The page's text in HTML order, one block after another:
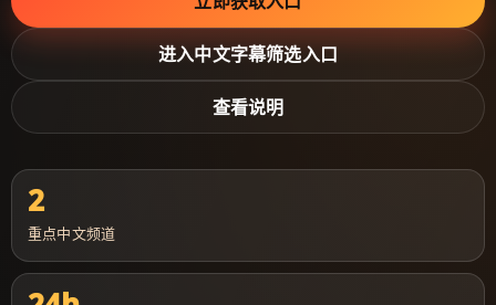
进入中文字幕筛选入口
查看说明
2
重点中文频道